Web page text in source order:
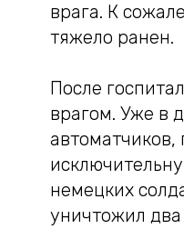
врага. К
тяжело ранен.
После
врагом. Уже в
немецких
уничтожил